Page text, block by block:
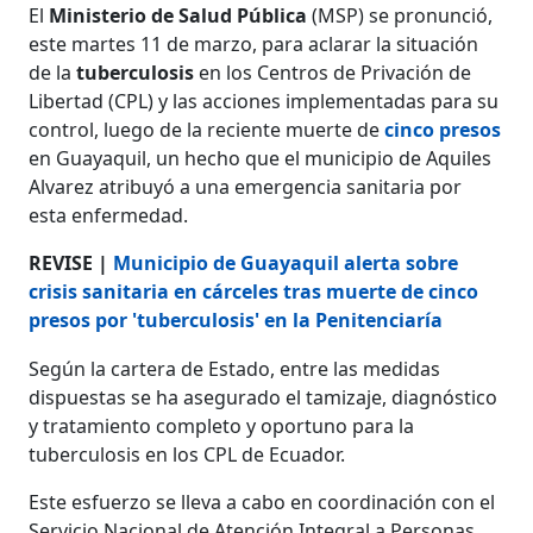
El Ministerio de Salud Pública (MSP) se pronunció,
este martes 11 de marzo, para aclarar la situación
de latuberculosis en los Centros de Privación de
Libertad (CPL) y las acciones implementadas para su
control, luego de la reciente muerte decinco presos
en Guayaquil, un hecho que el municipio de Aquiles
Alvarez atribuyó a una emergencia sanitaria por
esta enfermedad.
REVISE | Municipio de Guayaquil alerta sobre
crisis sanitaria en cárceles tras muerte de cinco
presos por 'tuberculosis' en la Penitenciaría
Según la cartera de Estado, entre las medidas
dispuestas se ha asegurado el tamizaje, diagnóstico
y tratamiento completo y oportuno para la
tuberculosis en los CPL de Ecuador.
Este esfuerzo se lleva a cabo en coordinación con el